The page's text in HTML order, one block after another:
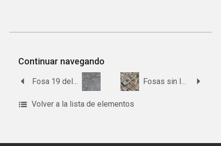
Continuar navegando
Fosa 19 del barranco de Víznar Fosas sin lugar ni municipio conocido de la provincia de Granada
Volver a la lista de elementos